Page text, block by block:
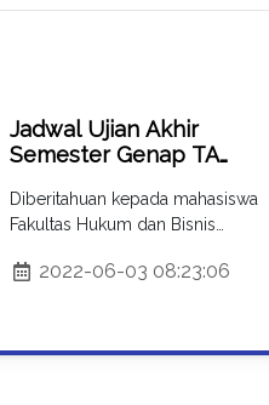
Jadwal Ujian Akhir
Semester Genap TA
Hukum dan Bisnis
Universitas Duta Bangsa
Surakarta
Diberitahuan kepada mahasiswa
Fakultas Hukum dan Bisnis
berikut jadwal Ujian Tengah
2022-06-03 08:23:06